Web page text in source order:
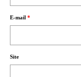
E-mail *
Site